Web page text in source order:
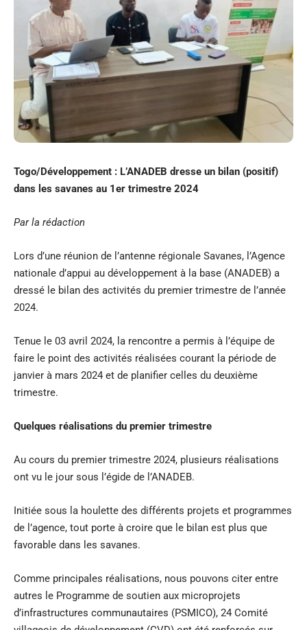
Togo/Développement : L’ANADEB dresse un bilan (positif)
dans les savanes au 1er trimestre 2024
Par la rédaction
Lors d’une réunion de l’antenne régionale Savanes, l’Agence
nationale d’appui au développement à la base (ANADEB) a
dressé le bilan des activités du premier trimestre de l’année
2024.
Tenue le 03 avril 2024, la rencontre a permis à l’équipe de
faire le point des activités réalisées courant la période de
janvier à mars 2024 et de planifier celles du deuxième
trimestre.
Quelques réalisations du premier trimestre
Au cours du premier trimestre 2024, plusieurs réalisations
ont vu le jour sous l’égide de l’ANADEB.
Initiée sous la houlette des différents projets et programmes
de l’agence, tout porte à croire que le bilan est plus que
favorable dans les savanes.
Comme principales réalisations, nous pouvons citer entre
autres le Programme de soutien aux microprojets
d’infrastructures communautaires (PSMICO), 24 Comité